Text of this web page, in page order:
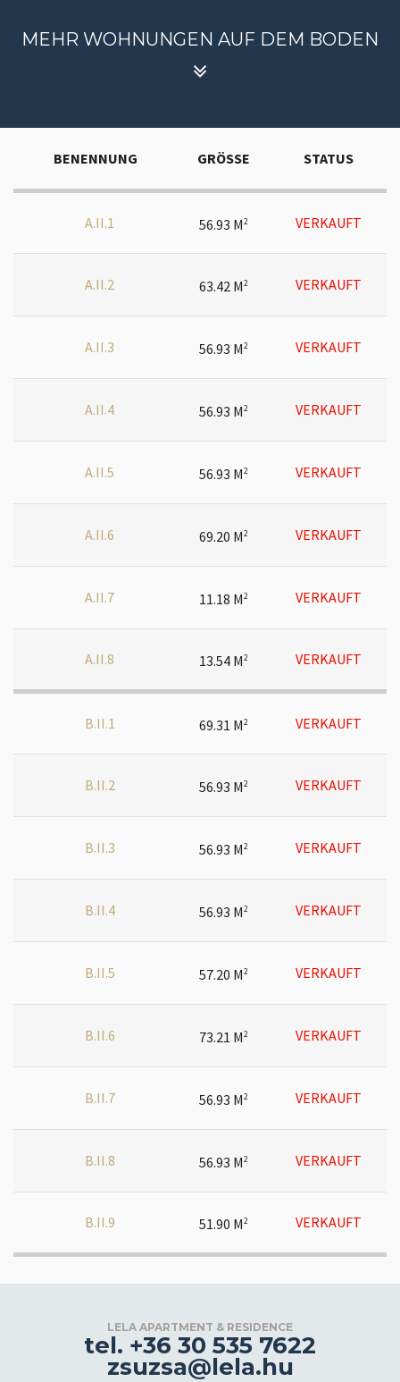
MEHR WOHNUNGEN AUF DEM BODEN
BENENNUNG GRÖSSE STATUS
A.II.1 56.93 M2 VERKAUFT
A.II.2 63.42 M2 VERKAUFT
A.II.3 56.93 M2 VERKAUFT
A.II.4 56.93 M2 VERKAUFT
A.II.5 56.93 M2 VERKAUFT
A.II.6 69.20 M2 VERKAUFT
A.II.7 11.18 M2 VERKAUFT
A.II.8 13.54 M2 VERKAUFT
B.II.1 69.31 M2 VERKAUFT
B.II.2 56.93 M2 VERKAUFT
B.II.3 56.93 M2 VERKAUFT
B.II.4 56.93 M2 VERKAUFT
B.II.5 57.20 M2 VERKAUFT
B.II.6 73.21 M2 VERKAUFT
B.II.7 56.93 M2 VERKAUFT
B.II.8 56.93 M2 VERKAUFT
B.II.9 51.90 M2 VERKAUFT
LELA APARTMENT & RESIDENCE
tel. +36 30 535 7622
zsuzsa@lela.hu